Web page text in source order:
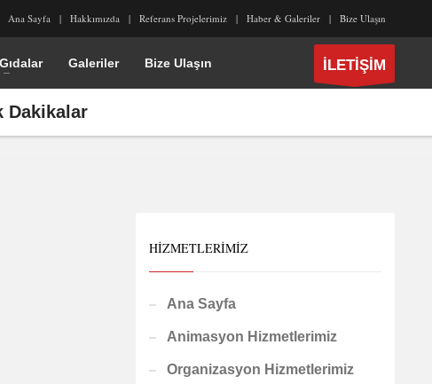
Ana Sayfa Hakkımızda Referans Projelerimiz Haber & Galeriler Bize Ulaşın
Gıdalar Galeriler Bize Ulaşın İLETİŞİM
Dakikalar
HIZMETLERIMIZ
Ana Sayfa
Animasyon Hizmetlerimiz
Organizasyon Hizmetlerimiz